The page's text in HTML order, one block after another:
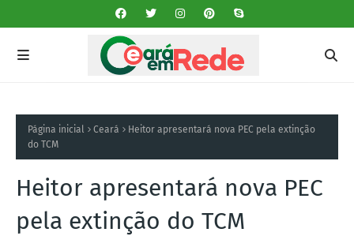
Página inicial Ceará
Heitor apresentará nova PEC pela extinção
do TCM
Heitor apresentará nova PEC
pela extinção do TCM